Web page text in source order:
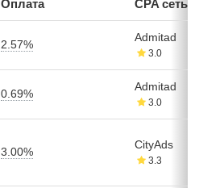
Оплата CPA сеть
2.57%
Admitad
3.0
0.69%
Admitad
3.0
3.00%
CityAds
3.3